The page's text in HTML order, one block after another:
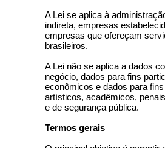
A Lei se aplica à
indireta, empresas
empresas que ofereçam
brasileiros.
A Lei não se aplica a dados
negócio, dados para fins
econômicos e dados para
artísticos, acadêmicos,
e de segurança pública.
Termos gerais